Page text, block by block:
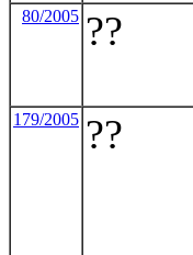
80/2005 ??
179/2005 ??